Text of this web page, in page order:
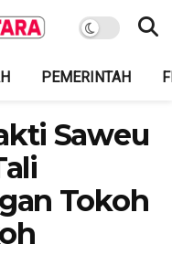
PEMERINTAH
Saweu
Tokoh